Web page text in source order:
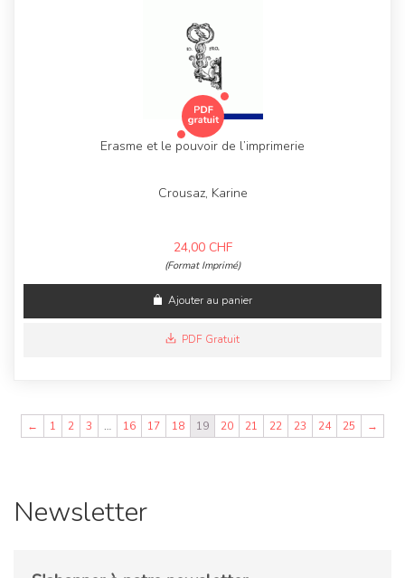
Erasme et le pouvoir de l’imprimerie
Crousaz, Karine
24,00 CHF
(Format Imprimé)
Ajouter au panier
PDF Gratuit
← 1 2 3 … 16 17 18 19 20 21 22 23 24 25 →
Newsletter